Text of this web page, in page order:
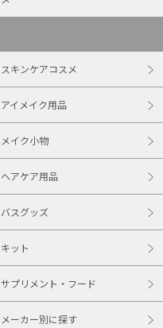
スキンケアコスメ
アイメイク用品
メイク小物
ヘアケア用品
バスグッズ
キット
サプリメント・フード
メーカー別に探す